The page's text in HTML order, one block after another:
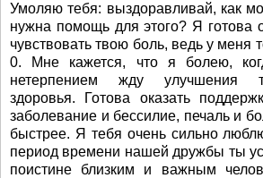
Умоляю тебя: выздоравливай, как
нужна помощь для этого? Я готова
чувствовать твою боль, ведь у меня
0. Мне кажется, что я болею,
нетерпением жду улучшения
здоровья. Готова оказать
заболевание и бессилие, печаль и
быстрее. Я тебя очень сильно
период времени нашей дружбы ты
поистине близким и важным